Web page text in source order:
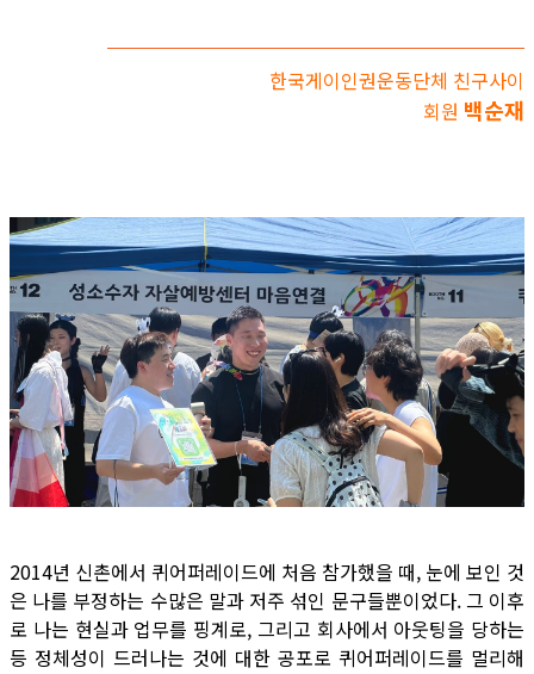
한국게이인권운동단체 친구사이
회원 백순재
2014년 신촌에서 퀴어퍼레이드에 처음 참가했을 때, 눈에 보인 것
은 나를 부정하는 수많은 말과 저주 섞인 문구들뿐이었다. 그 이후
로 나는 현실과 업무를 핑계로, 그리고 회사에서 아웃팅을 당하는
등 정체성이 드러나는 것에 대한 공포로 퀴어퍼레이드를 멀리해